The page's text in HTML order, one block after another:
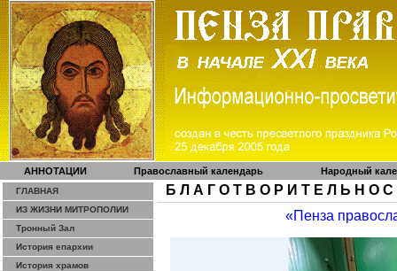
АННОТАЦИИ Православный календарь Народный
ГЛАВНАЯ
ИЗ ЖИЗНИ МИТРОПОЛИИ
Тронный Зал
История епархии
История храмов
Б Л А Г О Т В О Р И Т Е Л Ь Н О С
«Пенза